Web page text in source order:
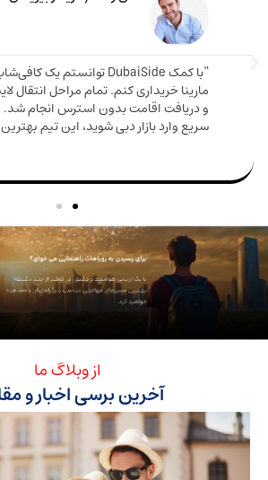
“با کمک DubaiSide توانستم یک کافی‌شاپ آماده در دبی
خریداری کنم. تمام مراحل انتقال لایسنس، قرارداد
اقامت بدون استرس انجام شد. اگر می‌خواهید
وارد بازار دبی شوید، این تیم بهترین انتخاب است.”
آخرین برسی اخبار و مقالات